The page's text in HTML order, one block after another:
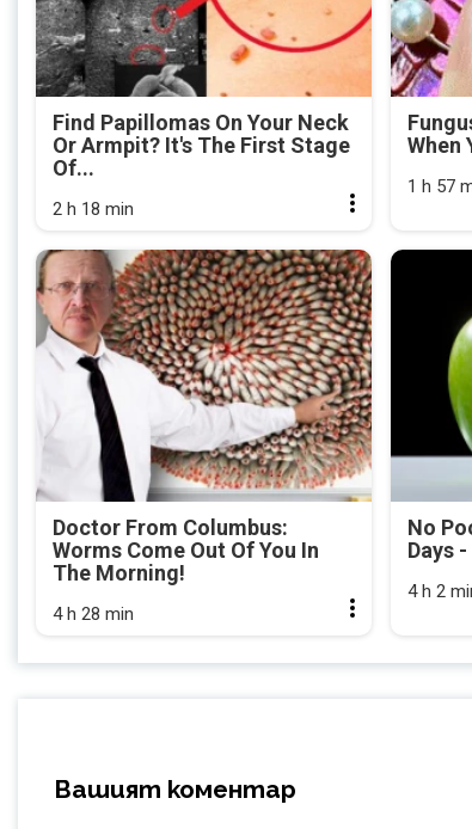
Find Papillomas On Your Neck
Or Armpit? It's The First Stage
Of...
2 h 18 min
When
1 h 57
Doctor From Columbus:
Worms Come Out Of You In
The Morning!
4 h 28 min
No
Days
4 h 2
Вашият коментар